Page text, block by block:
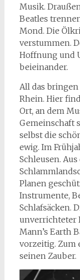
Musik.
Beatles
Mond. Die
verstummen.
Hoffnung und
beieinander.
All das
Rhein. Hier
Ort, an dem
Gemeinschaft
selbst die
ewig. Im
Schleusen.
Planen
Instrumente,
Schlafsäcken.
unverrichteter
Mann’s Earth
vorzeitig. Zum
seinen Zauber.